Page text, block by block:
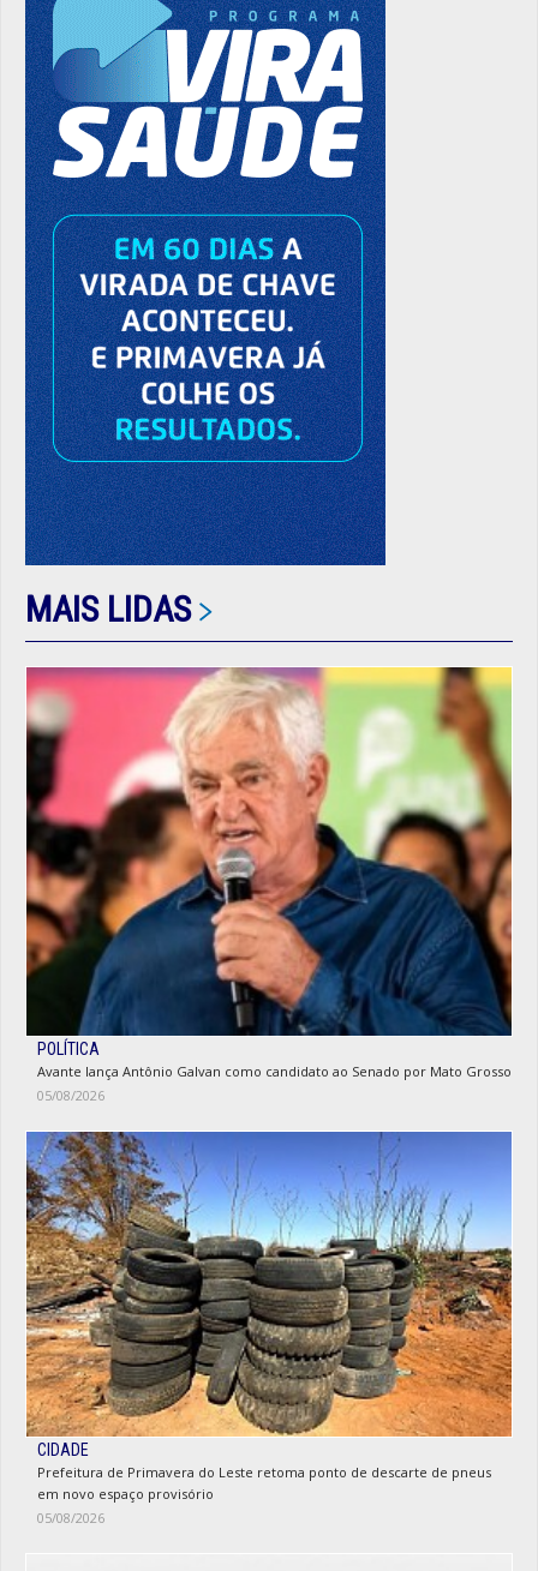
MAIS LIDAS
POLÍTICA
Avante lança Antônio Galvan como candidato ao Senado por Mato Grosso
05/08/2026
CIDADE
Prefeitura de Primavera do Leste retoma ponto de descarte de pneus
em novo espaço provisório
05/08/2026